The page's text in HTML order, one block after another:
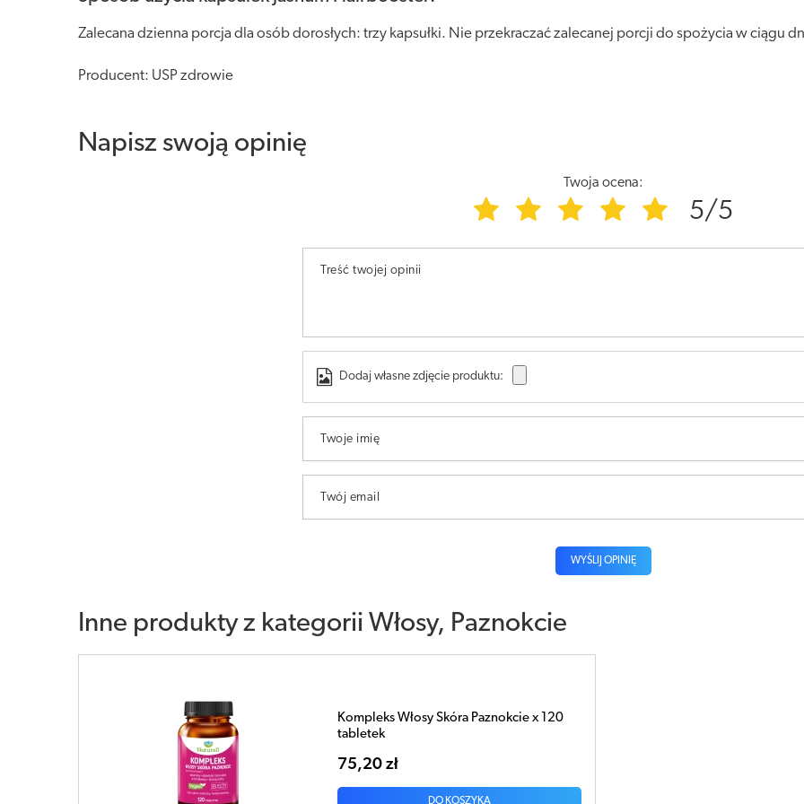
Zalecana dzienna porcja dla osób dorosłych: trzy kapsułki. Nie przekraczać zalecanej porcji do spożycia w ciągu
Producent: USP zdrowie
Napisz swoją opinię
Twoja ocena:
5/5
Treść twojej opinii
Dodaj własne zdjęcie produktu:
Twoje imię
Twój email
WYŚLIJ OPINIĘ
Inne produkty z kategorii Włosy, Paznokcie
Kompleks Włosy Skóra Paznokcie x 120
tabletek
75,20 zł
DO KOSZYKA